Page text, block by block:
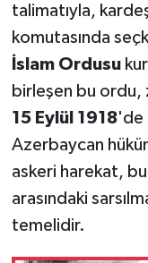
talimatıyla,
komutasında
İslam Ordusu
birleşen bu ordu,
15 Eylül 1918'de
Azerbaycan
askeri harekat,
arasındaki
temelidir.